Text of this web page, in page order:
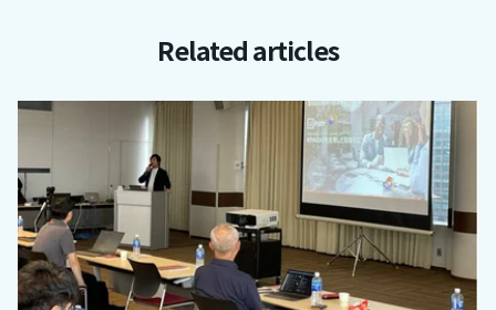
Related articles